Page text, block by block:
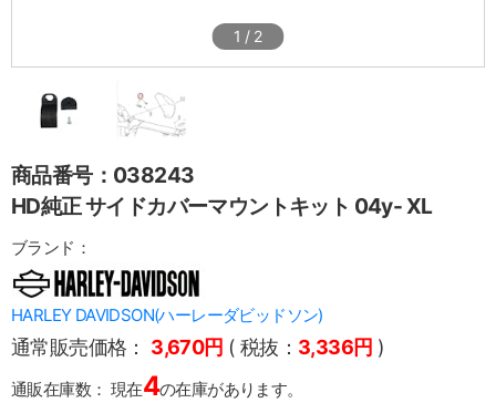
1 / 2
商品番号：038243
HD純正 サイドカバーマウントキット 04y- XL
ブランド：
HARLEY DAVIDSON(ハーレーダビッドソン)
通常販売価格： 3,670円 ( 税抜： 3,336円 )
通販在庫数： 現在4の在庫があります。